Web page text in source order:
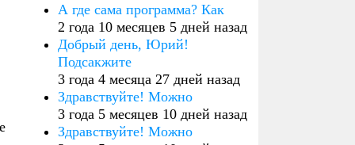
А где сама программа? Как
2 года 10 месяцев 5 дней назад
Добрый день, Юрий!
Подсакжите
3 года 4 месяца 27 дней назад
Здравствуйте! Можно
3 года 5 месяцев 10 дней назад
Здравствуйте! Можно